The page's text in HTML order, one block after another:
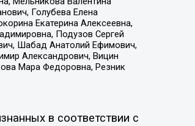
Голубева Елена
Екатерина Алексеевна,
Подузов Сергей
Шабад Анатолий Ефимович,
Александрович, Вицин
Мара Федоровна, Резник
в соответствии с